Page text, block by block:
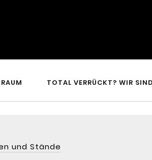
TOTAL VERRÜCKT? WIR
und Stände